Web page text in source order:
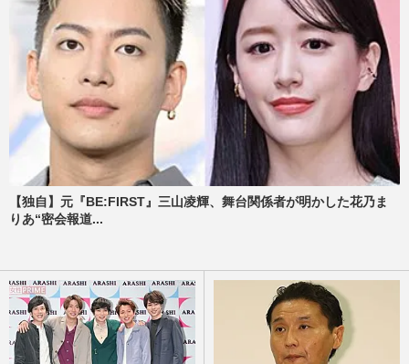
【独自】元『BE:FIRST』三山凌輝、舞台関係者が明かした花乃ま
りあ“密会報道...